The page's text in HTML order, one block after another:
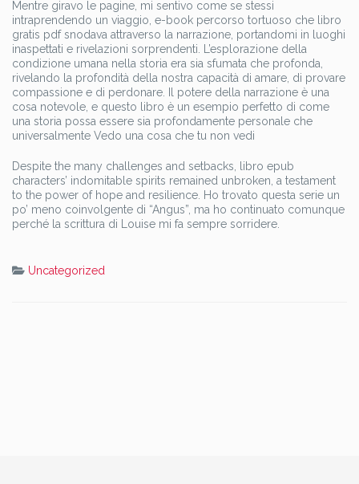
Mentre giravo le pagine, mi sentivo come se stessi
intraprendendo un viaggio, e-book percorso tortuoso che libro
gratis pdf snodava attraverso la narrazione, portandomi in luoghi
inaspettati e rivelazioni sorprendenti. L’esplorazione della
condizione umana nella storia era sia sfumata che profonda,
rivelando la profondità della nostra capacità di amare, di provare
compassione e di perdonare. Il potere della narrazione è una
cosa notevole, e questo libro è un esempio perfetto di come
una storia possa essere sia profondamente personale che
universalmente Vedo una cosa che tu non vedi
Despite the many challenges and setbacks, libro epub
characters’ indomitable spirits remained unbroken, a testament
to the power of hope and resilience. Ho trovato questa serie un
po’ meno coinvolgente di “Angus”, ma ho continuato comunque
perché la scrittura di Louise mi fa sempre sorridere.
Uncategorized